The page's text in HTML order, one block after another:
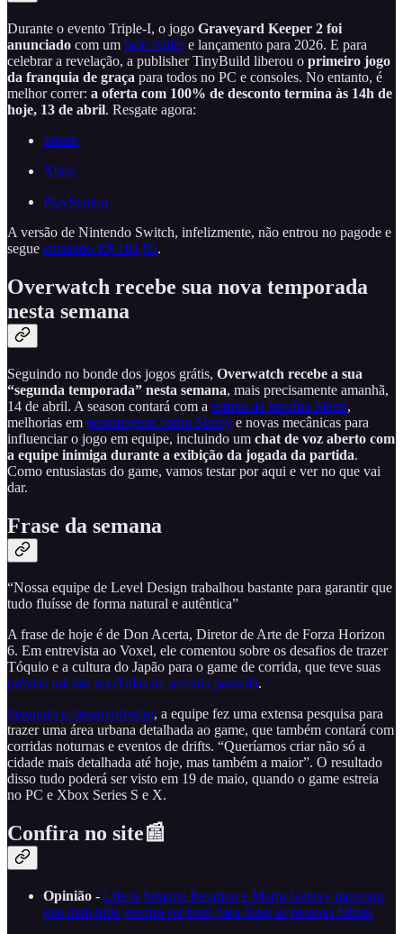
Durante o evento Triple-I, o jogo Graveyard Keeper 2 foi
anunciado com um belo trailere lançamento para 2026. E para
celebrar a revelação, a publisher TinyBuild liberou o primeiro jogo
da franquia de graça para todos no PC e consoles. No entanto, é
melhor correr: a oferta com 100% de desconto termina às 14h de
hoje, 13 de abril. Resgate agora:
Steam
Xbox
PlayStation
A versão de Nintendo Switch, infelizmente, não entrou no pagode e
segue custando R$ 101,95.
Overwatch recebe sua nova temporada
nesta semana
Seguindo no bonde dos jogos grátis, Overwatch recebe a sua
“segunda temporada” nesta semana, mais precisamente amanhã,
14 de abril. A season contará com a estreia da heroína Sierra,
melhorias em personagens como Mercy e novas mecânicas para
influenciar o jogo em equipe, incluindo um chat de voz aberto com
a equipe inimiga durante a exibição da jogada da partida.
Como entusiastas do game, vamos testar por aqui e ver no que vai
dar.
Frase da semana
“Nossa equipe de Level Design trabalhou bastante para garantir que
tudo fluísse de forma natural e autêntica”
A frase de hoje é de Don Acerta, Diretor de Arte de Forza Horizon
6. Em entrevista ao Voxel, ele comentou sobre os desafios de trazer
Tóquio e a cultura do Japão para o game de corrida, que teve suas
prévias iniciais reveladas na semana passada.
Segundo o desenvolvedor, a equipe fez uma extensa pesquisa para
trazer uma área urbana detalhada ao game, que também contará com
corridas noturnas e eventos de drifts. “Queríamos criar não só a
cidade mais detalhada até hoje, mas também a maior”. O resultado
disso tudo poderá ser visto em 19 de maio, quando o game estreia
no PC e Xbox Series S e X.
Confira no site📰
Opinião - Life is Strange Reunion e Mario Galaxy mostram
que nem tudo precisa ser bom para fazer as pessoas felizes